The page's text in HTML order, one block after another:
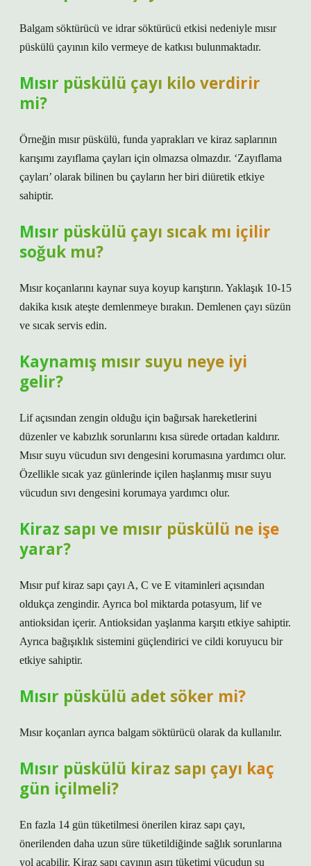
Balgam söktürücü ve idrar söktürücü etkisi nedeniyle mısır
püskülü çayının kilo vermeye de katkısı bulunmaktadır.
Mısır püskülü çayı kilo verdirir
mi?
Örneğin mısır püskülü, funda yaprakları ve kiraz saplarının
karışımı zayıflama çayları için olmazsa olmazdır. ‘Zayıflama
çayları’ olarak bilinen bu çayların her biri diüretik etkiye
sahiptir.
Mısır püskülü çayı sıcak mı içilir
soğuk mu?
Mısır koçanlarını kaynar suya koyup karıştırın. Yaklaşık 10-15
dakika kısık ateşte demlenmeye bırakın. Demlenen çayı süzün
ve sıcak servis edin.
Kaynamış mısır suyu neye iyi
gelir?
Lif açısından zengin olduğu için bağırsak hareketlerini
düzenler ve kabızlık sorunlarını kısa sürede ortadan kaldırır.
Mısır suyu vücudun sıvı dengesini korumasına yardımcı olur.
Özellikle sıcak yaz günlerinde içilen haşlanmış mısır suyu
vücudun sıvı dengesini korumaya yardımcı olur.
Kiraz sapı ve mısır püskülü ne işe
yarar?
Mısır puf kiraz sapı çayı A, C ve E vitaminleri açısından
oldukça zengindir. Ayrıca bol miktarda potasyum, lif ve
antioksidan içerir. Antioksidan yaşlanma karşıtı etkiye sahiptir.
Ayrıca bağışıklık sistemini güçlendirici ve cildi koruyucu bir
etkiye sahiptir.
Mısır püskülü adet söker mi?
Mısır koçanları ayrıca balgam söktürücü olarak da kullanılır.
Mısır püskülü kiraz sapı çayı kaç
gün içilmeli?
En fazla 14 gün tüketilmesi önerilen kiraz sapı çayı,
önerilenden daha uzun süre tüketildiğinde sağlık sorunlarına
yol açabilir. Kiraz sapı çayının aşırı tüketimi vücudun su